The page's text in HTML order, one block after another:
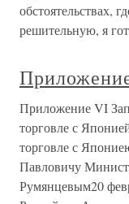
обстоятельствах,
решительную, я
Приложение VI
торговле с
торговле с
Павловичу
Румянцевым20